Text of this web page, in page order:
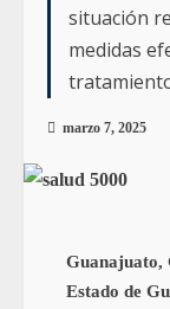
situación
medidas
marzo 7, 2025
Guanajuato,
Estado de